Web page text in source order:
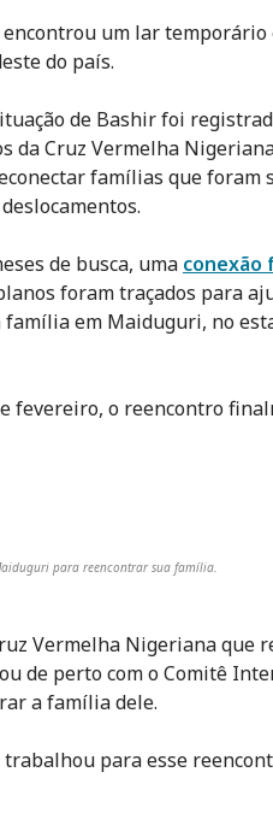
encontrou um lar temporário
do país.
de Bashir foi
da Cruz Vermelha
famílias que foram
de busca, uma conexão
foram traçados para
em Maiduguri, no
fevereiro, o reencontro
para reencontrar sua família.
Vermelha Nigeriana que
de perto com o Comitê
a família dele.
para esse